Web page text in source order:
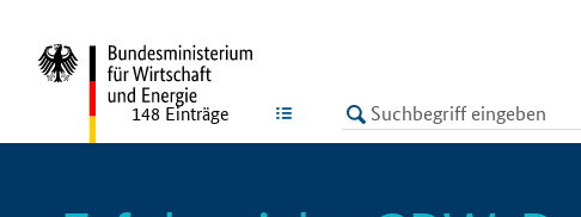
LISTE
148 Einträge